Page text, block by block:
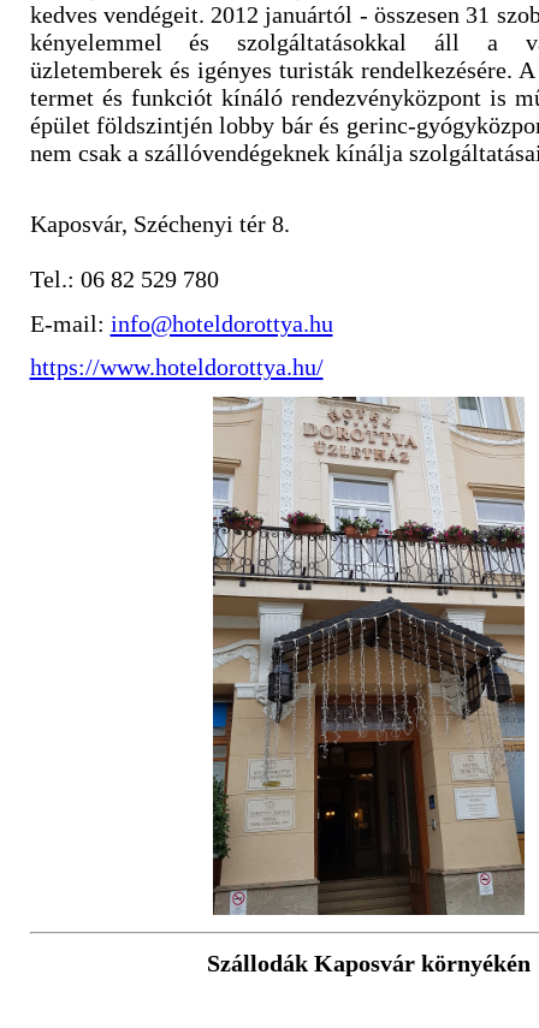
kedves vendégeit. 2012 januártól - összesen 31
kényelemmel és szolgáltatásokkal áll a
üzletemberek és igényes turisták rendelkezésére.
termet és funkciót kínáló rendezvényközpont is
épület földszintjén lobby bár és gerinc-
nem csak a szállóvendégeknek kínálja
Kaposvár, Széchenyi tér 8.
Tel.: 06 82 529 780
E-mail: info@hoteldorottya.hu
https://www.hoteldorottya.hu/
Szállodák Kaposvár környékén